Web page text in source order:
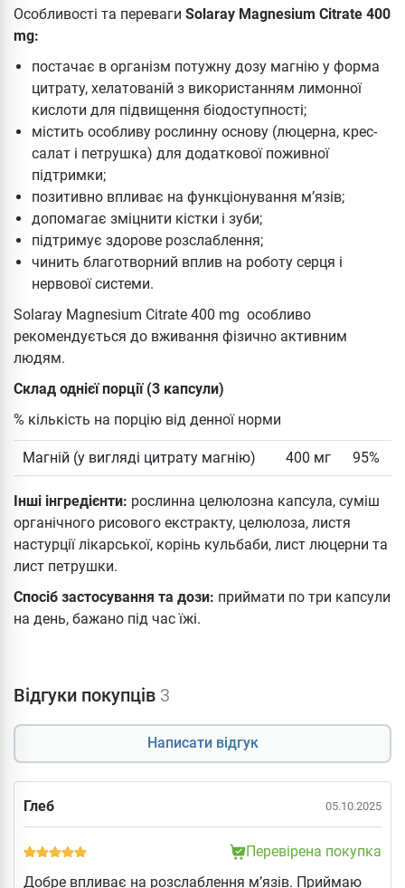
Особливості та переваги Solaray Magnesium Citrate 400
mg:
постачає в організм потужну дозу магнію у форма
цитрату, хелатованій з використанням лимонної
кислоти для підвищення біодоступності;
містить особливу рослинну основу (люцерна, крес-
салат і петрушка) для додаткової поживної
підтримки;
позитивно впливає на функціонування м’язів;
допомагає зміцнити кістки і зуби;
підтримує здорове розслаблення;
чинить благотворний вплив на роботу серця і
нервової системи.
Solaray Magnesium Citrate 400 mg особливо
рекомендується до вживання фізично активним
людям.
Склад однієї порції (3 капсули)
% кількість на порцію від денної норми
Магній (у вигляді цитрату магнію) 400 мг 95%
Інші інгредієнти: рослинна целюлозна капсула, суміш
органічного рисового екстракту, целюлоза, листя
настурції лікарської, корінь кульбаби, лист люцерни та
лист петрушки.
Спосіб застосування та дози: приймати по три капсули
на день, бажано під час їжі.
Відгуки покупців 3
Написати відгук
Глеб 05.10.2025
Перевірена покупка
Добре впливає на розслаблення мʼязів. Приймаю